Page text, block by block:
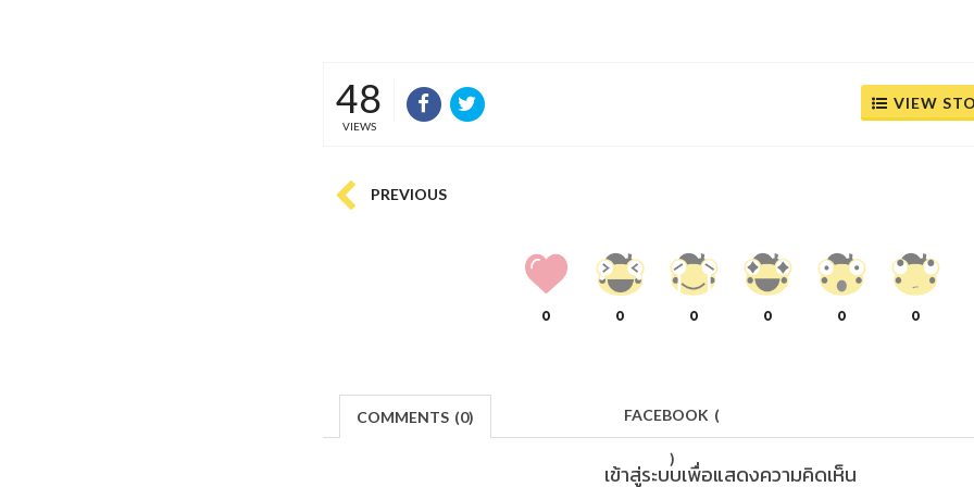
48
VIEWS
VIEW
PREVIOUS
0 0 0 0 0 0
COMMENTS (0) FACEBOOK (
)
เข้าสู่ระบบเพื่อแสดงความคิดเห็น